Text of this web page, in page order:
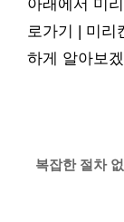
아래에서 미
로가기 | 미리
하게 알아보
복잡한 절차